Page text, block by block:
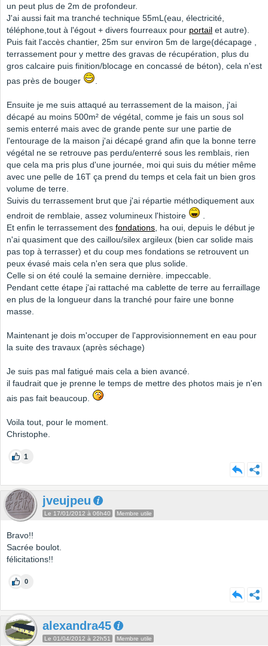
un peut plus de 2m de profondeur.
J'ai aussi fait ma tranché technique 55mL(eau, électricité,
téléphone,tout à l'égout + divers fourreaux pour portail et autre).
Puis fait l'accès chantier, 25m sur environ 5m de large(décapage ,
terrassement pour y mettre des gravas de récupération, plus du
gros calcaire puis finition/blocage en concassé de béton), cela n'est
pas près de bouger
.
Ensuite je me suis attaqué au terrassement de la maison, j'ai
décapé au moins 500m² de végétal, comme je fais un sous sol
semis enterré mais avec de grande pente sur une partie de
l'entourage de la maison j'ai décapé grand afin que la bonne terre
végétal ne se retrouve pas perdu/enterré sous les remblais, rien
que cela ma pris plus d'une journée, moi qui suis du métier même
avec une pelle de 16T ça prend du temps et cela fait un bien gros
volume de terre.
Suivis du terrassement brut que j'ai répartie méthodiquement aux
endroit de remblaie, assez volumineux l'histoire
.
Et enfin le terrassement des fondations, ha oui, depuis le début je
n'ai quasiment que des caillou/silex argileux (bien car solide mais
pas top à terrasser) et du coup mes fondations se retrouvent un
peux évasé mais cela n'en sera que plus solide.
Celle si on été coulé la semaine dernière. impeccable.
Pendant cette étape j'ai rattaché ma cablette de terre au ferraillage
en plus de la longueur dans la tranché pour faire une bonne
masse.
Maintenant je dois m'occuper de l'approvisionnement en eau pour
la suite des travaux (après séchage)
Je suis pas mal fatigué mais cela a bien avancé.
il faudrait que je prenne le temps de mettre des photos mais je n'en
ais pas fait beaucoup.
Voila tout, pour le moment.
Christophe.
1
jveujpeu
Le 17/01/2012 à 06h40 Membre utile
Bravo!!
Sacrée boulot.
félicitations!!
0
alexandra45
Le 01/04/2012 à 22h51 Membre utile